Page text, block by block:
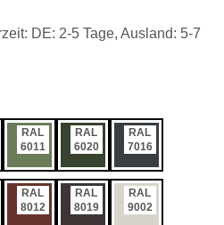
DE: 2-5 Tage, Ausland: 5-7
RAL
6011
RAL
6020
RAL
7016
RAL
8012
RAL
8019
RAL
9002